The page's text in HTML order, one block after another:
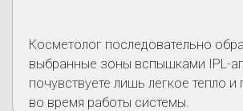
Косметолог последовательно
выбранные зоны вспышками IPL-
почувствуете лишь легкое тепло
во время работы системы.